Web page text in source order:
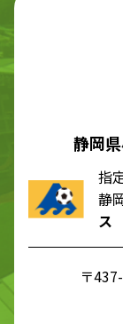
静岡
指
静
ス
〒